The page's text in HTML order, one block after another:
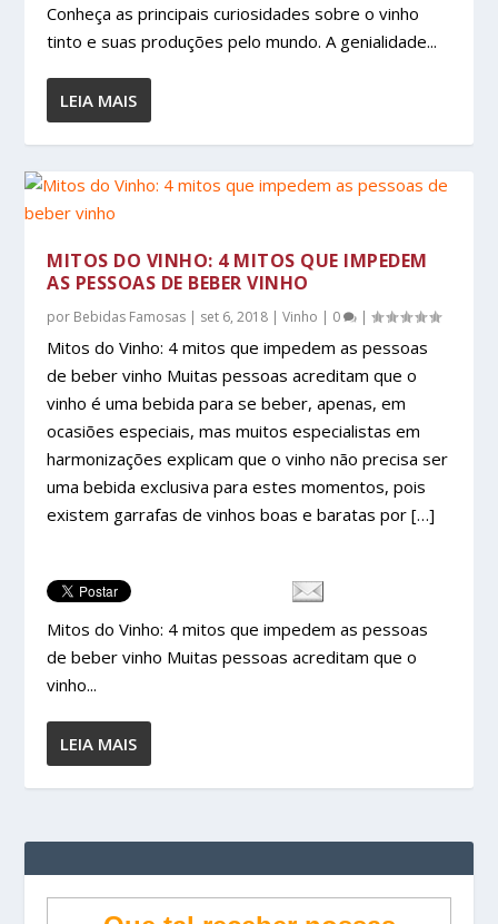
Conheça as principais curiosidades sobre o vinho
tinto e suas produções pelo mundo. A genialidade...
LEIA MAIS
MITOS DO VINHO: 4 MITOS QUE IMPEDEM
AS PESSOAS DE BEBER VINHO
por Bebidas Famosas | set 6, 2018 |Vinho | 0 |
Mitos do Vinho: 4 mitos que impedem as pessoas
de beber vinho Muitas pessoas acreditam que o
vinho é uma bebida para se beber, apenas, em
ocasiões especiais, mas muitos especialistas em
harmonizações explicam que o vinho não precisa ser
uma bebida exclusiva para estes momentos, pois
existem garrafas de vinhos boas e baratas por […]
Mitos do Vinho: 4 mitos que impedem as pessoas
de beber vinho Muitas pessoas acreditam que o
vinho...
LEIA MAIS